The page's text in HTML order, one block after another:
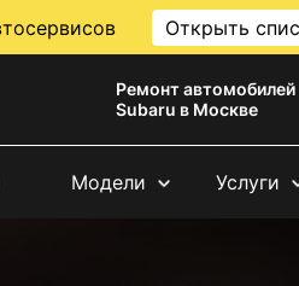
Открыть
Ремонт автомобилей
Subaru в Москве
Модели Услуги